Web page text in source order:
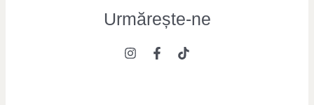
Urmărește-ne